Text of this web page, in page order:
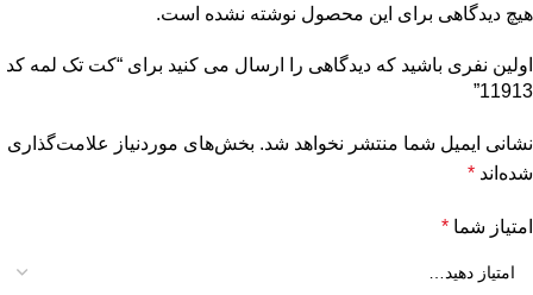
هیچ دیدگاهی برای این محصول نوشته نشده است.
اولین نفری باشید که دیدگاهی را ارسال می کنید برای “کت تک لمه کد
11913”
نشانی ایمیل شما منتشر نخواهد شد. بخش‌های موردنیاز علامت‌گذاری
شده‌اند *
امتیاز شما *